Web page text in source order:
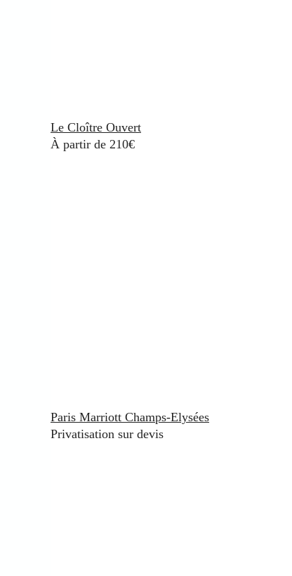
Le Cloître Ouvert
À partir de 210€
Paris Marriott Champs-Elysées
Privatisation sur devis